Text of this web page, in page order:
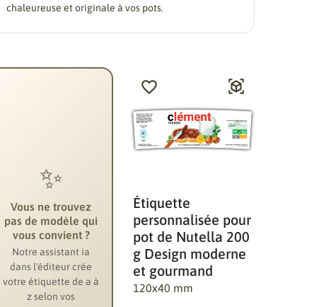
chaleureuse et originale à vos pots.
✨
Vous ne trouvez
pas de modèle qui
vous convient ?
Notre assistant ia
dans l'éditeur crée
votre étiquette de a à
z selon vos
Étiquette
personnalisée pour
pot de Nutella 200
g Design moderne
et gourmand
120x40 mm